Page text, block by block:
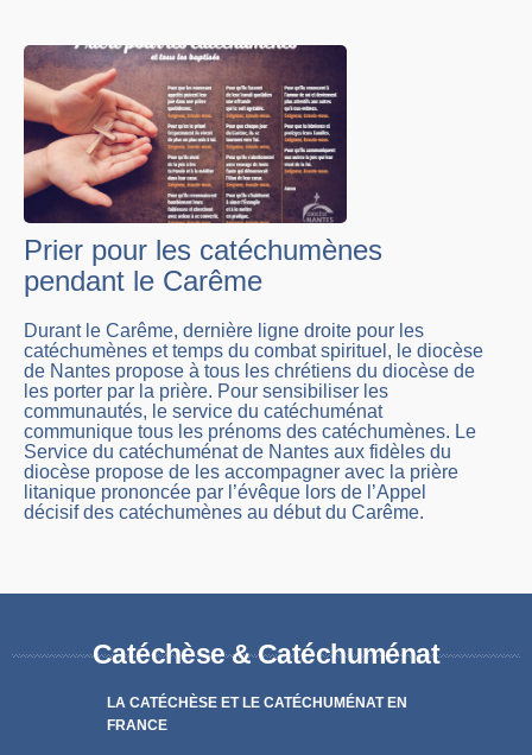
Prier pour les catéchumènes
pendant le Carême
Durant le Carême, dernière ligne droite pour les
catéchumènes et temps du combat spirituel, le diocèse
de Nantes propose à tous les chrétiens du diocèse de
les porter par la prière. Pour sensibiliser les
communautés, le service du catéchuménat
communique tous les prénoms des catéchumènes. Le
Service du catéchuménat de Nantes aux fidèles du
diocèse propose de les accompagner avec la prière
litanique prononcée par l’évêque lors de l’Appel
décisif des catéchumènes au début du Carême.
Catéchèse & Catéchuménat
LA CATÉCHÈSE ET LE CATÉCHUMÉNAT EN
FRANCE